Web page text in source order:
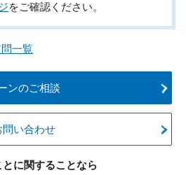
をご確認ください。
一覧
ンのご相談
問い合わせ
とに関することなら